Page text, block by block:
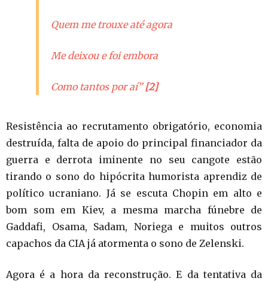
Quem me trouxe até agora
Me deixou e foi embora
Como tantos por aí” [2]
Resistência ao recrutamento obrigatório, economia
destruída, falta de apoio do principal financiador da
guerra e derrota iminente no seu cangote estão
tirando o sono do hipócrita humorista aprendiz de
político ucraniano. Já se escuta Chopin em alto e
bom som em Kiev, a mesma marcha fúnebre de
Gaddafi, Osama, Sadam, Noriega e muitos outros
capachos da CIA já atormenta o sono de Zelenski.
Agora é a hora da reconstrução. E da tentativa da